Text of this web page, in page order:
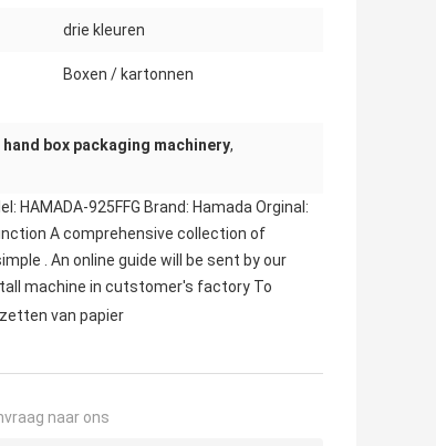
drie kleuren
Boxen / kartonnen
box packaging machinery,
HAMADA-925FFG Brand: Hamada Orginal:
A comprehensive collection of
. An online guide will be sent by our
machine in cutstomer's factory To
van papier
naar ons